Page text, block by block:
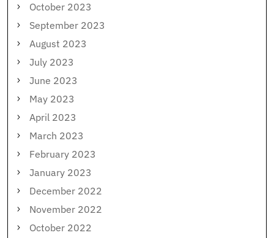
October 2023
September 2023
August 2023
July 2023
June 2023
May 2023
April 2023
March 2023
February 2023
January 2023
December 2022
November 2022
October 2022